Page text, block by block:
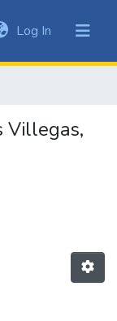
Log In (current)
Villegas,